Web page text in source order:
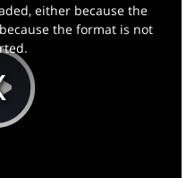
either because the
the format is not